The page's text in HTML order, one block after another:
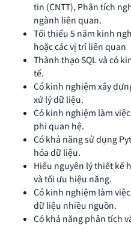
tin (CNTT), Phân tích
ngành liên quan.
Tối thiểu 5 năm kinh
hoặc các vị trí liên quan
Thành thạo SQL và có
tế.
Có kinh nghiệm xây
xử lý dữ liệu.
Có kinh nghiệm làm
phi quan hệ.
Có khả năng sử dụng
hóa dữ liệu.
Hiểu nguyên lý thiết kế
và tối ưu hiệu năng.
Có kinh nghiệm làm
dữ liệu nhiều nguồn.
Có khả năng phân tích